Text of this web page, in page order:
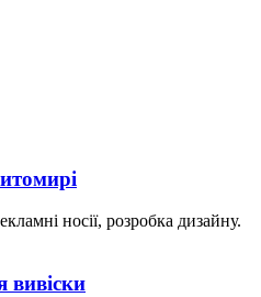
носії, розробка дизайну.
вивіски